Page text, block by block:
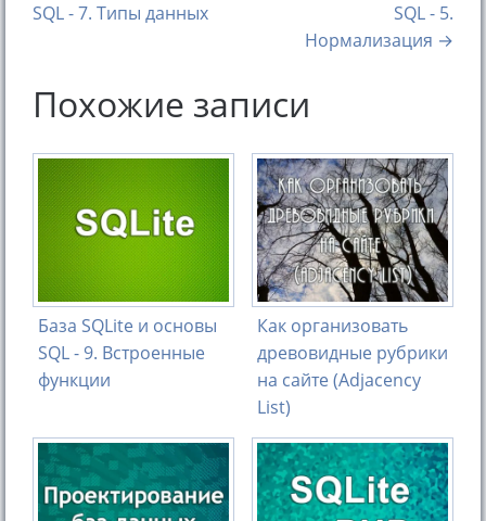
SQL - 7. Типы данных
SQL - 5.
Нормализация →
Похожие записи
База SQLite и основы
SQL - 9. Встроенные
функции
Как организовать
древовидные рубрики
на сайте (Adjacency
List)